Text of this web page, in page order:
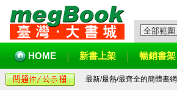
HOME 新書上架 暢銷書架
最新/最熱/最齊全的簡體書網